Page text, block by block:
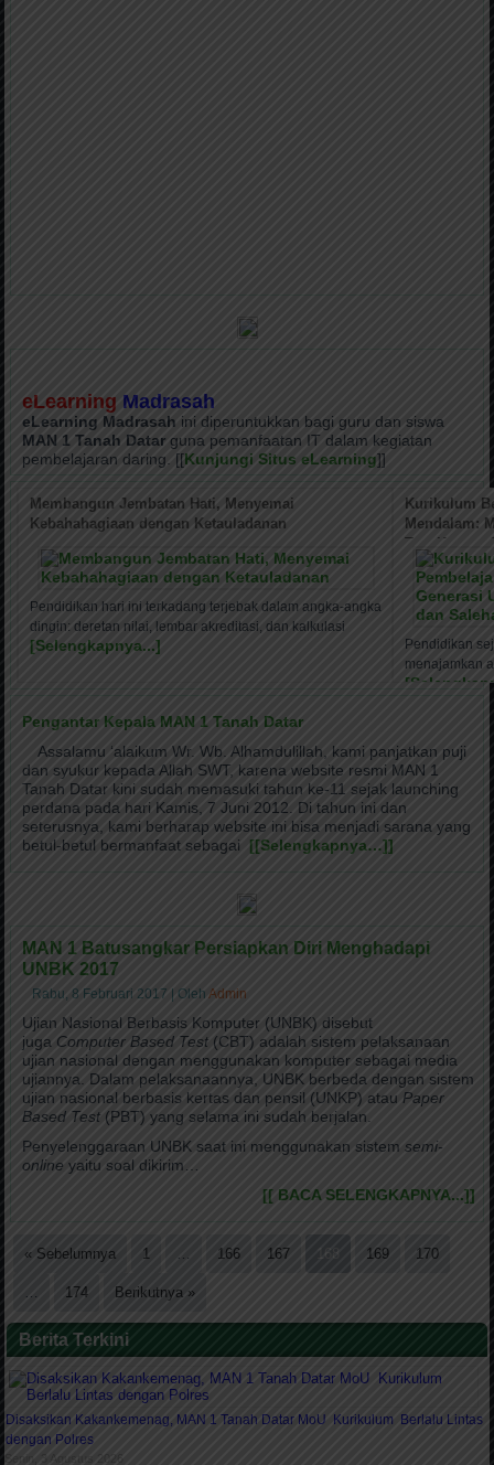
eLearning Madrasah
eLearning Madrasah ini diperuntukkan bagi guru dan siswa
MAN 1 Tanah Datar guna pemanfaatan IT dalam kegiatan
pembelajaran daring. [[Kunjungi Situs eLearning]]
Membangun Jembatan Hati, Menyemai
Kebahahagiaan dengan Ketauladanan
Pendidikan hari ini terkadang terjebak dalam angka-angka
dingin: deretan nilai, lembar akreditasi, dan kalkulasi
[Selengkapnya...]
Kurikulum
Mendalam:
Tata Krama,
Pendidikan
menajamkan
Pengantar Kepala MAN 1Tanah Datar
Assalamu ‘alaikum Wr. Wb. Alhamdulillah, kami panjatkan puji
dan syukur kepada Allah SWT, karena website resmi MAN 1
Tanah Datar kini sudah memasuki tahun ke-11 sejak launching
perdana pada hari Kamis, 7 Juni 2012. Di tahun ini dan
seterusnya, kami berharap website ini bisa menjadi sarana yang
betul-betul bermanfaat sebagai [[Selengkapnya…]]
MAN 1 Batusangkar Persiapkan Diri Menghadapi
UNBK 2017
Rabu, 8 Februari 2017 Oleh Admin
Ujian Nasional Berbasis Komputer (UNBK) disebut
juga Computer Based Test (CBT) adalah sistem pelaksanaan
ujian nasional dengan menggunakan komputer sebagai media
ujiannya. Dalam pelaksanaannya, UNBK berbeda dengan sistem
ujian nasional berbasis kertas dan pensil (UNKP) atauPaper
Based Test (PBT) yang selama ini sudah berjalan.
Penyelenggaraan UNBK saat ini menggunakan sistemsemi-
online yaitu soal dikirim…
[[ BACA SELENGKAPNYA...]]
« Sebelumnya 1 166 167 168 169 170
174 Berikutnya »
Berita Terkini
Disaksikan Kakankemenag, MAN 1 Tanah Datar MoU Kurikulum Berlalu Lintas
dengan Polres
Senin, 3 Agustus 2026